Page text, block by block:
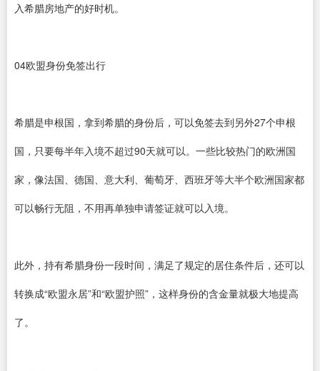
入希腊房地产的好时机。
04欧盟身份免签出行
希腊是申根国，拿到希腊的身份后，可以免签去到另外27个申根
国，只要每半年入境不超过90天就可以。一些比较热门的欧洲国
家，像法国、德国、意大利、葡萄牙、西班牙等大半个欧洲国家都
可以畅行无阻，不用再单独申请签证就可以入境。
此外，持有希腊身份一段时间，满足了规定的居住条件后，还可以
转换成“欧盟永居”和“欧盟护照”，这样身份的含金量就极大地提高
了。